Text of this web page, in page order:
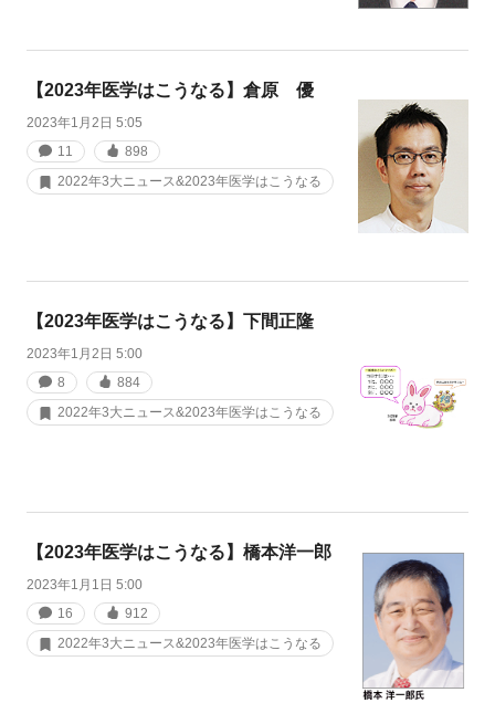
【2023年医学はこうなる】倉原 優
2023年1月2日 5:05
11
898
2022年3大ニュース&2023年医学はこうなる
【2023年医学はこうなる】下間正隆
2023年1月2日 5:00
8
884
2022年3大ニュース&2023年医学はこうなる
【2023年医学はこうなる】橋本洋一郎
2023年1月1日 5:00
16
912
2022年3大ニュース&2023年医学はこうなる